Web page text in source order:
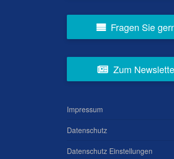
Fragen Sie
Zum
Impressum
Datenschutz
Datenschutz Einstellungen